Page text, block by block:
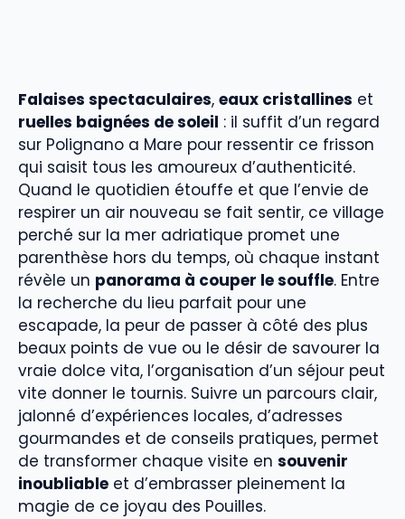
Falaises spectaculaires, eaux cristallines et
ruelles baignées de soleil : il suffit d’un regard
sur Polignano a Mare pour ressentir ce frisson
qui saisit tous les amoureux d’authenticité.
Quand le quotidien étouffe et que l’envie de
respirer un air nouveau se fait sentir, ce village
perché sur la mer adriatique promet une
parenthèse hors du temps, où chaque instant
révèle un panorama à couper le souffle. Entre
la recherche du lieu parfait pour une
escapade, la peur de passer à côté des plus
beaux points de vue ou le désir de savourer la
vraie dolce vita, l’organisation d’un séjour peut
vite donner le tournis. Suivre un parcours clair,
jalonné d’expériences locales, d’adresses
gourmandes et de conseils pratiques, permet
de transformer chaque visite en souvenir
inoubliable et d’embrasser pleinement la
magie de ce joyau des Pouilles.